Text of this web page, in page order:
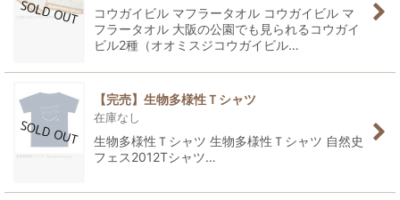
コウガイビル マフラータオル コウガイビル マ
フラータオル 大阪の公園でも見られるコウガイ
ビル2種（オオミスジコウガイビル…
【完売】生物多様性Ｔシャツ
在庫なし
生物多様性Ｔシャツ 生物多様性Ｔシャツ 自然史
フェス2012Tシャツ…